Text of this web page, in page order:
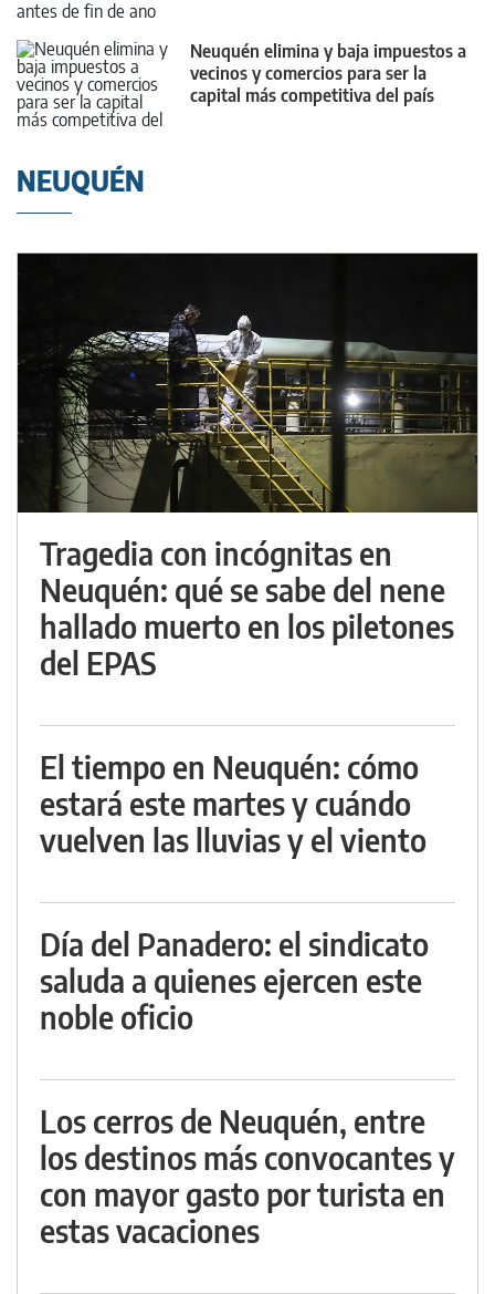
Neuquén elimina y baja impuestos a
vecinos y comercios para ser la
capital más competitiva del país
NEUQUÉN
Tragedia con incógnitas en
Neuquén: qué se sabe del nene
hallado muerto en los piletones
del EPAS
El tiempo en Neuquén: cómo
estará este martes y cuándo
vuelven las lluvias y el viento
Día del Panadero: el sindicato
saluda a quienes ejercen este
noble oficio
Los cerros de Neuquén, entre
los destinos más convocantes y
con mayor gasto por turista en
estas vacaciones